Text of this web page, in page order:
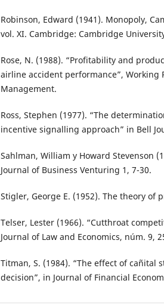
Robinson, Edward (1941). Monopoly,
vol. XI. Cambridge: Cambridge
Rose, N. (1988). “Profitability and
airline accident performance”, Working
Management.
Ross, Stephen (1977). “The
incentive signalling approach” in Bell
Sahlman, William y Howard Stevenson
Journal of Business Venturing 1, 7-30.
Stigler, George E. (1952). The theory of
Telser, Lester (1966). “Cutthroat
Journal of Law and Economics, núm. 9,
Titman, S. (1984). “The effect of cañital
decision”, in Journal of Financial